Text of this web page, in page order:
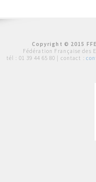
Copyright © 2015
Fédération Française des
tél : 01 39 44 65 80 | contact :